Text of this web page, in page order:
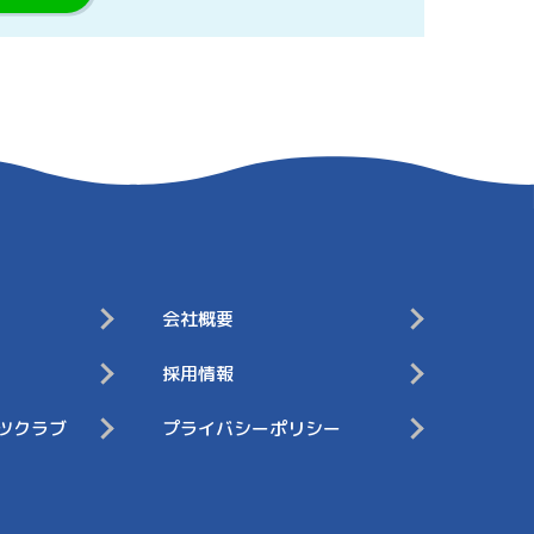
会社概要
採用情報
クラブ プライバシーポリシー